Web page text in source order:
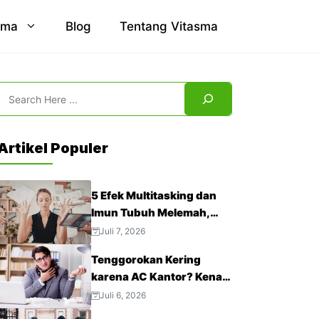
Blog Tentang Vitasma
Populer
5 Efek Multitasking dan
Imun Tubuh Melemah,
Jangan Abaikan!
Juli 7, 2026
Tenggorokan Kering
karena AC Kantor? Kenali
4 Cara Mengatasinya
Juli 6, 2026